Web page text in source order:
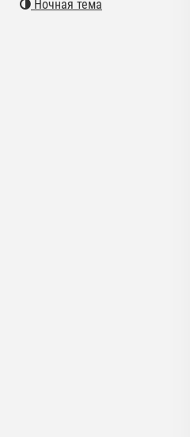
Ночная тема